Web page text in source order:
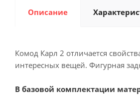
Описание
Комод Карл 2 отличается
интересных вещей. Фигурная
В базовой комплектации